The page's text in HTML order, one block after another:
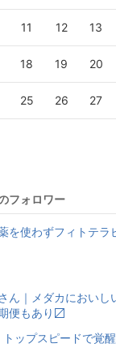
11 12 13
18 19 20
25 26 27
フォロワー
使わずフィトテラ
ん｜メダカにおいし
便もあり〼
トップスピードで覚